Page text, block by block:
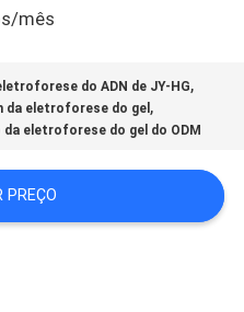
mês
do ADN de JY-HG,
da eletroforese do gel ,
eletroforese do gel do ODM
PREÇO